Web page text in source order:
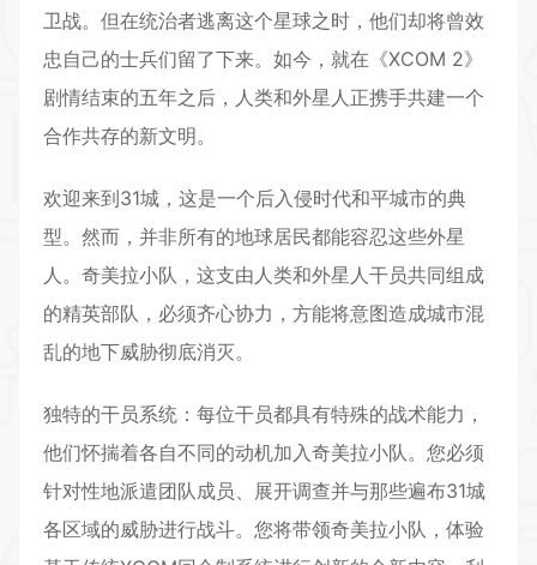
卫战。但在统治者逃离这个星球之时，他们却将曾效
忠自己的士兵们留了下来。如今，就在《XCOM 2》
剧情结束的五年之后，人类和外星人正携手共建一个
合作共存的新文明。
欢迎来到31城，这是一个后入侵时代和平城市的典
型。然而，并非所有的地球居民都能容忍这些外星
人。奇美拉小队，这支由人类和外星人干员共同组成
的精英部队，必须齐心协力，方能将意图造成城市混
乱的地下威胁彻底消灭。
独特的干员系统：每位干员都具有特殊的战术能力，
他们怀揣着各自不同的动机加入奇美拉小队。您必须
针对性地派遣团队成员、展开调查并与那些遍布31城
各区域的威胁进行战斗。您将带领奇美拉小队，体验